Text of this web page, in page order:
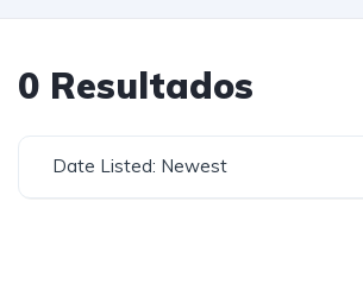
0 Resultados
Date Listed: Newest